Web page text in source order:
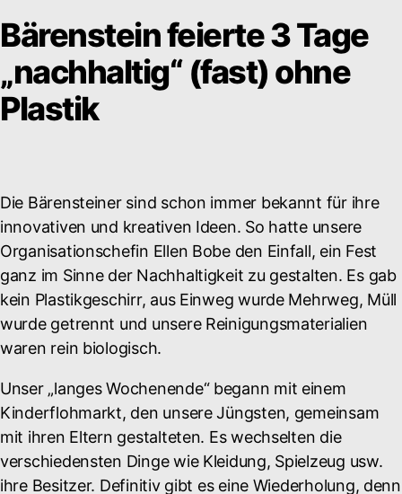
Bärenstein feierte 3 Tage
„nachhaltig“ (fast) ohne
Plastik
Die Bärensteiner sind schon immer bekannt für ihre
innovativen und kreativen Ideen. So hatte unsere
Organisationschefin Ellen Bobe den Einfall, ein Fest
ganz im Sinne der Nachhaltigkeit zu gestalten. Es gab
kein Plastikgeschirr, aus Einweg wurde Mehrweg, Müll
wurde getrennt und unsere Reinigungsmaterialien
waren rein biologisch.
Unser „langes Wochenende“ begann mit einem
Kinderflohmarkt, den unsere Jüngsten, gemeinsam
mit ihren Eltern gestalteten. Es wechselten die
verschiedensten Dinge wie Kleidung, Spielzeug usw.
ihre Besitzer. Definitiv gibt es eine Wiederholung, denn